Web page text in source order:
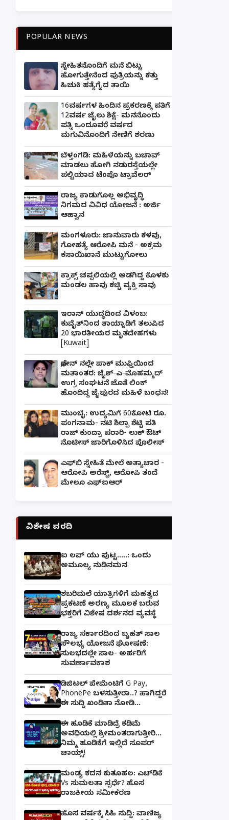
POPULAR NEWS
ಸ್ನೇಹಿತನೊಂದಿಗೆ ಮನೆ ಬಿಟ್ಟು
ಹೋಗುತ್ತೇನೆಂದ ಪುತ್ರಿಯನ್ನು ಕತ್ತು
ಹಿಚುಕಿ ಹತ್ಯೆಗೈದ ತಾಯಿ
16ವರ್ಷಗಳ ಹಿಂದಿನ ಪ್ರಕರಣಕ್ಕೆ ಪತಿಗೆ
12ವರ್ಷ ಜೈಲು ಶಿಕ್ಷೆ- ಮನನೊಂದು
ಪತ್ನಿ ಒಂದೂವರೆ ವರ್ಷದ
ಮಗುವಿನೊಂದಿಗೆ ನೇಣಿಗೆ ಶರಣು
ಬೆಳ್ತಂಗಡಿ: ಮಹಿಳೆಯನ್ನು ಬಚಾವ್
ಮಾಡಲು ಹೋಗಿ ನಡುರಸ್ತೆಯಲ್ಲೇ
ಪಲ್ಟಿಯಾದ ಟೆಂಪೊ ಟ್ರಾವೆಲರ್
ರಾಜ್ಯ ಕಾಡುಗೊಲ್ಲ ಅಭಿವೃದ್ಧಿ
ನಿಗಮದ ವಿವಿಧ ಯೋಜನೆ : ಅರ್ಜಿ
ಆಹ್ವಾನ
ಮಂಗಳೂರು: ಜಾನುವಾರು ಕಳವು,
ಗೋಹತ್ಯೆ ಆರೋಪಿ ಮನೆ - ಅಕ್ರಮ
ಕಸಾಯಿಖಾನೆ ಮುಟ್ಟುಗೋಲು
ಕ್ರಾಕ್ಸ್ ಚಪ್ಪಲಿಯಲ್ಲಿ ಅಡಗಿದ್ದ ಕೊಳಕು
ಮಂಡಲ ಹಾವು ಕಚ್ಚಿ ವ್ಯಕ್ತಿ ಸಾವು
ಇರಾನ್ ಯುದ್ಧದಿಂದ ವಿಳಂಬ:
ಕುವೈತ್‌ನಿಂದ ತಾಯ್ನಾಡಿಗೆ ತಲುಪಿದ
20 ಭಾರತೀಯರ ಮೃತದೇಹಗಳು
[Kuwait]
ಫೋನ್ ನಲ್ಲೇ ಪಾಕ್ ಮುಫ್ತಿಯಿಂದ
ಮತಾಂತರ: ಜೈಶ್-ಎ-ಮೊಹಮ್ಮದ್
ಉಗ್ರ ಸಂಘಟನೆ ಜೊತೆ ಲಿಂಕ್
ಹೊಂದಿದ್ದ ಜೈಪುರದ ಮಹಿಳೆ ಬಂಧನ!
ಮುಂಬೈ: ಉದ್ಯಮಿಗೆ 60ಕೋಟಿ ರೂ.
ಪಂಗನಾಮ- ನಟಿ ಶಿಲ್ಪಾ ಶೆಟ್ಟಿ ಪತಿ
ರಾಜ್ ಕುಂದ್ರಾ ಪರಾರಿ- ಲುಕ್ ಔಟ್
ನೊಟೀಸ್ ಜಾರಿಗೊಳಿಸಿದ ಪೊಲೀಸ್
ಎಫ್‌ಬಿ ಸ್ನೇಹಿತೆ ಮೇಲೆ ಅತ್ಯಾಚಾರ -
ಆರೋಪಿ ಅರೆಸ್ಟ್, ಆರೋಪಿ ತಂದೆ
ಮೇಲೂ ಎಫ್ಐಆರ್
ವಿಶೇಷ ವರದಿ
ಐ ಲವ್ ಯು ಪುಟ್ಟ.....: ಒಂದು
ಅಮೂಲ್ಯ ನುಡಿನಮನ
ಶಬರಿಮಲೆ ಯಾತ್ರಿಗಳಿಗೆ ಮಹತ್ವದ
ಪ್ರಕಟಣೆ ಅರಣ್ಯ ಮೂಲಕ ಬರುವ
ಭಕ್ತರಿಗೆ ವಿಶೇಷ ದರ್ಶನದ ವ್ಯವಸ್ಥೆ
ರಾಜ್ಯ ಸರ್ಕಾರದಿಂದ ಬೃಹತ್ ಸಾಲ
ಸೌಲಭ್ಯ ಯೋಜನೆ ಘೋಷಣೆ:
ಸುಲಭದಲ್ಲೇ ಸಾಲ- ಅರ್ಹರಿಗೆ
ಸುವರ್ಣಾವಕಾಶ
ಡಿಜಿಟಲ್ ಪೇಮೆಂಟಿಗೆ G Pay,
PhonePe ಬಳಸುತ್ತೀರಾ..? ಹಾಗಿದ್ದರೆ
ಈ ಸುದ್ದಿ ಖಂಡಿತಾ ನೋಡಿ...
ಈ ಹೂಡಿಕೆ ಮಾಡಿದ್ರೆ ಕಡಿಮೆ
ಅವಧಿಯಲ್ಲಿ ಶ್ರೀಮಂತರಾಗುತ್ತೀರಿ...
ನಿಮ್ಮ ಹೂಡಿಕೆಗೆ ಇಲ್ಲಿದೆ ಸೂಪರ್
ಚಾಯ್ಸ್‌!
ಮಂಡ್ಯ ಕದನ ಕುತೂಹಲ: ಎಚ್‌ಡಿಕೆ
Vs ಸುಮಲತಾ ಸ್ಪರ್ಧೆ? ಹೊಸ
ರಾಜಕೀಯ ಸಮೀಕರಣ
ಹೊಸ ವರ್ಷಕ್ಕೆ ಸಿಹಿ ಸುದ್ದಿ: ವಾಣಿಜ್ಯ